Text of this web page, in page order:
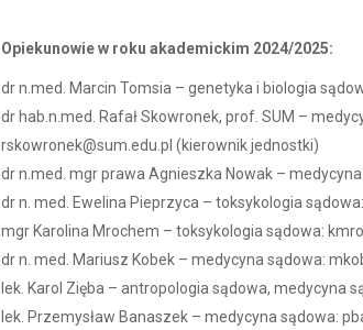
Opiekunowie w roku akademickim 2024/2025:
dr n.med. Marcin Tomsia – genetyka i biologia
dr hab.n.med. Rafał Skowronek, prof. SUM –
rskowronek@sum.edu.pl (kierownik jednostki)
dr n.med. mgr prawa Agnieszka Nowak –
dr n. med. Ewelina Pieprzyca – toksykologia
mgr Karolina Mrochem – toksykologia sądowa:
dr n. med. Mariusz Kobek – medycyna sądowa:
lek. Karol Zięba – antropologia sądowa, medycyna
lek. Przemysław Banaszek – medycyna sądowa: